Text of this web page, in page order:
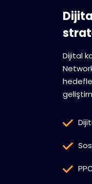
Dijital